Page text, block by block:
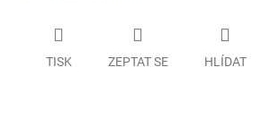
TISK ZEPTAT SE HLÍDAT